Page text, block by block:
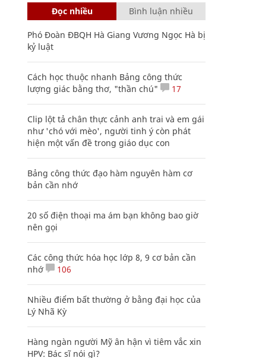
Đọc nhiều Bình luận nhiều
Phó Đoàn ĐBQH Hà Giang Vương Ngọc Hà bị
kỷ luật
Cách học thuộc nhanh Bảng công thức
lượng giác bằng thơ, "thần chú"
17
Clip lột tả chân thực cảnh anh trai và em gái
như 'chó với mèo', người tinh ý còn phát
hiện một vấn đề trong giáo dục con
Bảng công thức đạo hàm nguyên hàm cơ
bản cần nhớ
20 số điện thoại ma ám bạn không bao giờ
nên gọi
Các công thức hóa học lớp 8, 9 cơ bản cần
nhớ
106
Nhiều điểm bất thường ở bằng đại học của
Lý Nhã Kỳ
Hàng ngàn người Mỹ ân hận vì tiêm vắc xin
HPV: Bác sĩ nói gì?